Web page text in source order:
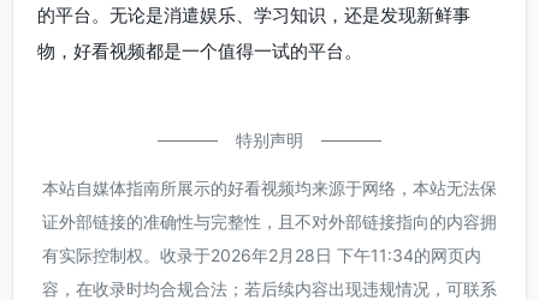
的平台。无论是消遣娱乐、学习知识，还是发现新鲜事
物，好看视频都是一个值得一试的平台。
特别声明
本站自媒体指南所展示的好看视频均来源于网络，本站无法保
证外部链接的准确性与完整性，且不对外部链接指向的内容拥
有实际控制权。收录于2026年2月28日 下午11:34的网页内
容，在收录时均合规合法；若后续内容出现违规情况，可联系